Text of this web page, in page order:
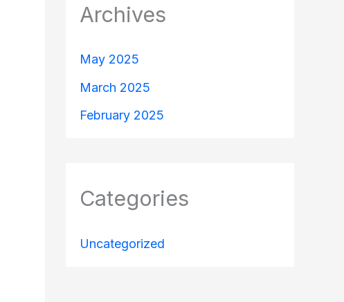
Archives
May 2025
March 2025
February 2025
Categories
Uncategorized